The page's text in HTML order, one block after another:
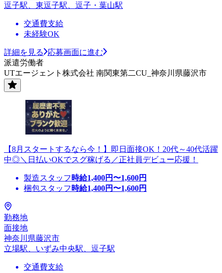
逗子駅、東逗子駅、逗子・葉山駅
交通費支給
未経験OK
詳細を見る
応募画面に進む
派遣労働者
UTエージェント株式会社 南関東第二CU_神奈川県藤沢市
【8月スタートするなら今！】即日面接OK！20代～40代活躍
中◎＼日払いOKでスグ稼げる／正社員デビュー応援！
製造スタッフ 時給1,400円〜1,600円
梱包スタッフ 時給1,400円〜1,600円
勤務地
面接地
神奈川県藤沢市
立場駅、いずみ中央駅、逗子駅
交通費支給